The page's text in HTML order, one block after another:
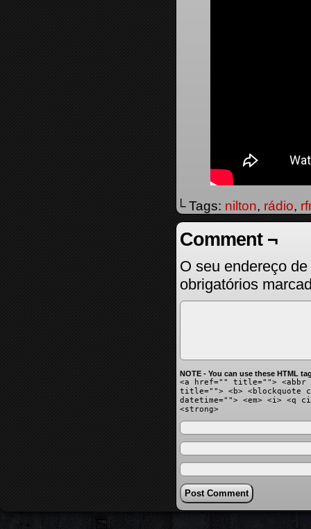
└ Tags: nilton, rádio,
Comment ¬
O seu endereço
obrigatórios
NOTE - You can use these HTML
<a href="" title=""> <abbr
title=""> <b> <blockquote
datetime=""> <em> <i> <q
<strong>